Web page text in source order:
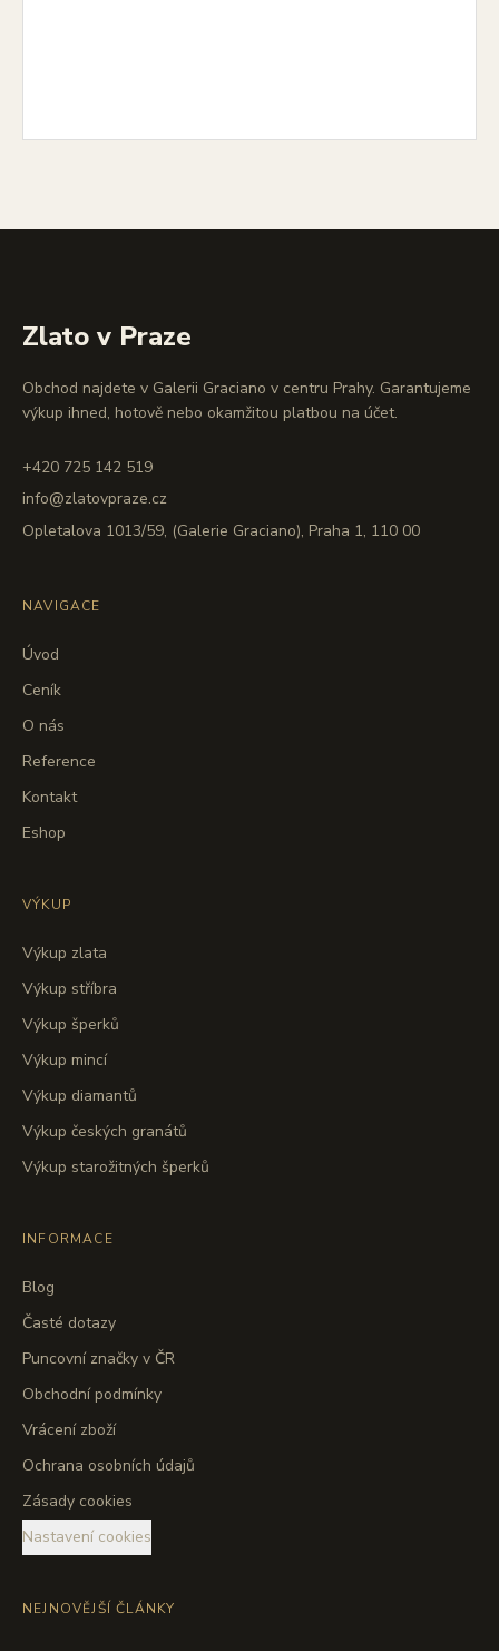
Zlato v Praze
Obchod najdete v Galerii Graciano v centru Prahy. Garantujeme
výkup ihned, hotově nebo okamžitou platbou na účet.
+420 725 142 519
info@zlatovpraze.cz
Opletalova 1013/59, (Galerie Graciano), Praha 1, 110 00
NAVIGACE
Úvod
Ceník
O nás
Reference
Kontakt
Eshop
VÝKUP
Výkup zlata
Výkup stříbra
Výkup šperků
Výkup mincí
Výkup diamantů
Výkup českých granátů
Výkup starožitných šperků
INFORMACE
Blog
Časté dotazy
Puncovní značky v ČR
Obchodní podmínky
Vrácení zboží
Ochrana osobních údajů
Zásady cookies
Nastavení cookies
NEJNOVĚJŠÍ ČLÁNKY